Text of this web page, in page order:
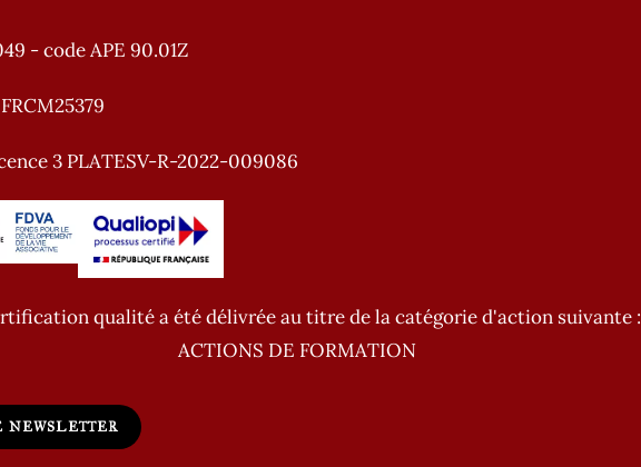
- code APE 90.01Z
3 PLATESV-R-2022-009086
qualité a été délivrée au titre de la catégorie d'action suivante :
ACTIONS DE FORMATION
NEWSLETTER